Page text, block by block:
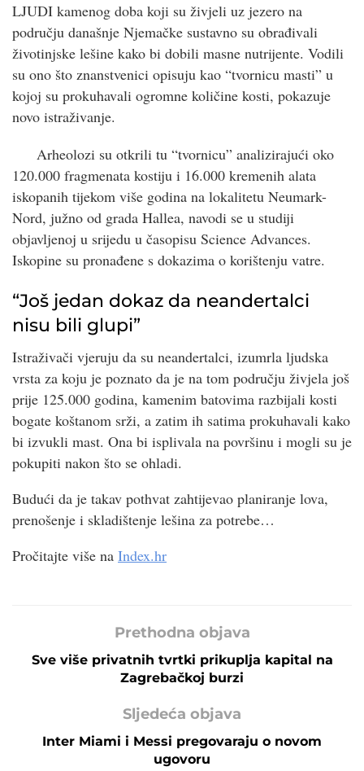
LJUDI kamenog doba koji su živjeli uz jezero na
području današnje Njemačke sustavno su obrađivali
životinjske lešine kako bi dobili masne nutrijente. Vodili
su ono što znanstvenici opisuju kao “tvornicu masti” u
kojoj su prokuhavali ogromne količine kosti, pokazuje
novo istraživanje.
Arheolozi su otkrili tu “tvornicu” analizirajući oko
120.000 fragmenata kostiju i 16.000 kremenih alata
iskopanih tijekom više godina na lokalitetu Neumark-
Nord, južno od grada Hallea, navodi se u studiji
objavljenoj u srijedu u časopisu Science Advances.
Iskopine su pronađene s dokazima o korištenju vatre.
“Još jedan dokaz da neandertalci
nisu bili glupi”
Istraživači vjeruju da su neandertalci, izumrla ljudska
vrsta za koju je poznato da je na tom području živjela još
prije 125.000 godina, kamenim batovima razbijali kosti
bogate koštanom srži, a zatim ih satima prokuhavali kako
bi izvukli mast. Ona bi isplivala na površinu i mogli su je
pokupiti nakon što se ohladi.
Budući da je takav pothvat zahtijevao planiranje lova,
prenošenje i skladištenje lešina za potrebe…
Pročitajte više na Index.hr
Prethodna objava
Sve više privatnih tvrtki prikuplja kapital na
Zagrebačkoj burzi
Sljedeća objava
Inter Miami i Messi pregovaraju o novom
ugovoru